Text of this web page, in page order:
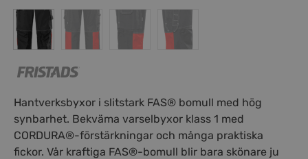
Hantverksbyxor i slitstark FAS® bomull med hög
synbarhet. Bekväma varselbyxor klass 1 med
CORDURA®-förstärkningar och många praktiska
fickor. Vår kraftiga FAS®-bomull blir bara skönare ju